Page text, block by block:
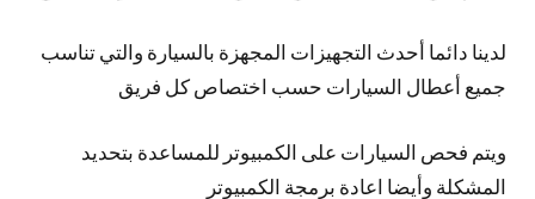
لدينا دائما أحدث التجهيزات المجهزة بالسيارة والتي تناسب
جميع أعطال السيارات حسب اختصاص كل فريق
ويتم فحص السيارات على الكمبيوتر للمساعدة بتحديد
المشكلة وأيضا اعادة برمجة الكمبيوتر